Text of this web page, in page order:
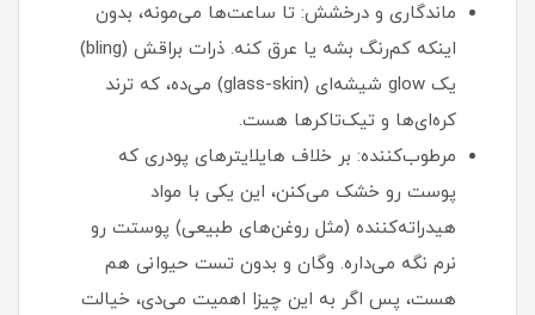
ماندگاری و درخشش: تا ساعت‌ها می‌مونه، بدون
اینکه کم‌رنگ بشه یا عرق کنه. ذرات براقش (bling)
یک glow شیشه‌ای (glass-skin) می‌ده، که ترند
کره‌ای‌ها و تیک‌تاکرها هست.
مرطوب‌کننده: بر خلاف هایلایترهای پودری که
پوست رو خشک می‌کنن، این یکی با مواد
هیدراته‌کننده (مثل روغن‌های طبیعی) پوستت رو
نرم نگه می‌داره. وگان و بدون تست حیوانی هم
هست، پس اگر به این چیزا اهمیت می‌دی، خیالت